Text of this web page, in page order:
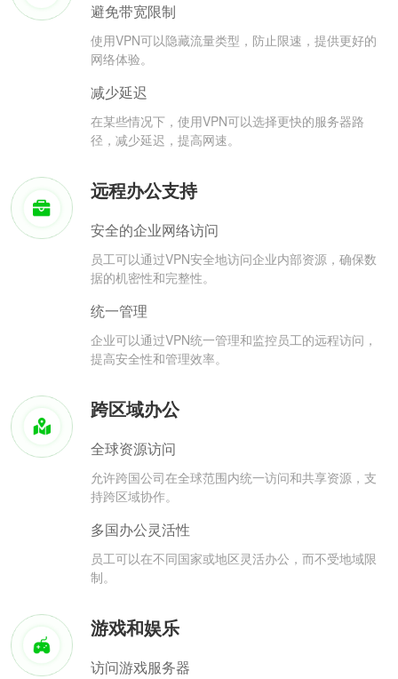
避免带宽限制
使用VPN可以隐藏流量类型，防止限速，提供更好的
网络体验。
减少延迟
在某些情况下，使用VPN可以选择更快的服务器路
径，减少延迟，提高网速。
远程办公支持
安全的企业网络访问
员工可以通过VPN安全地访问企业内部资源，确保数
据的机密性和完整性。
统一管理
企业可以通过VPN统一管理和监控员工的远程访问，
提高安全性和管理效率。
跨区域办公
全球资源访问
允许跨国公司在全球范围内统一访问和共享资源，支
持跨区域协作。
多国办公灵活性
员工可以在不同国家或地区灵活办公，而不受地域限
制。
游戏和娱乐
访问游戏服务器